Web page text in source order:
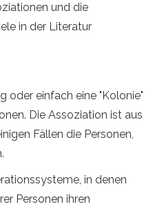
und die
in der Literatur
oder einfach eine "Kolonie"
Die Assoziation ist aus
Fällen die Personen,
in denen
Personen ihren